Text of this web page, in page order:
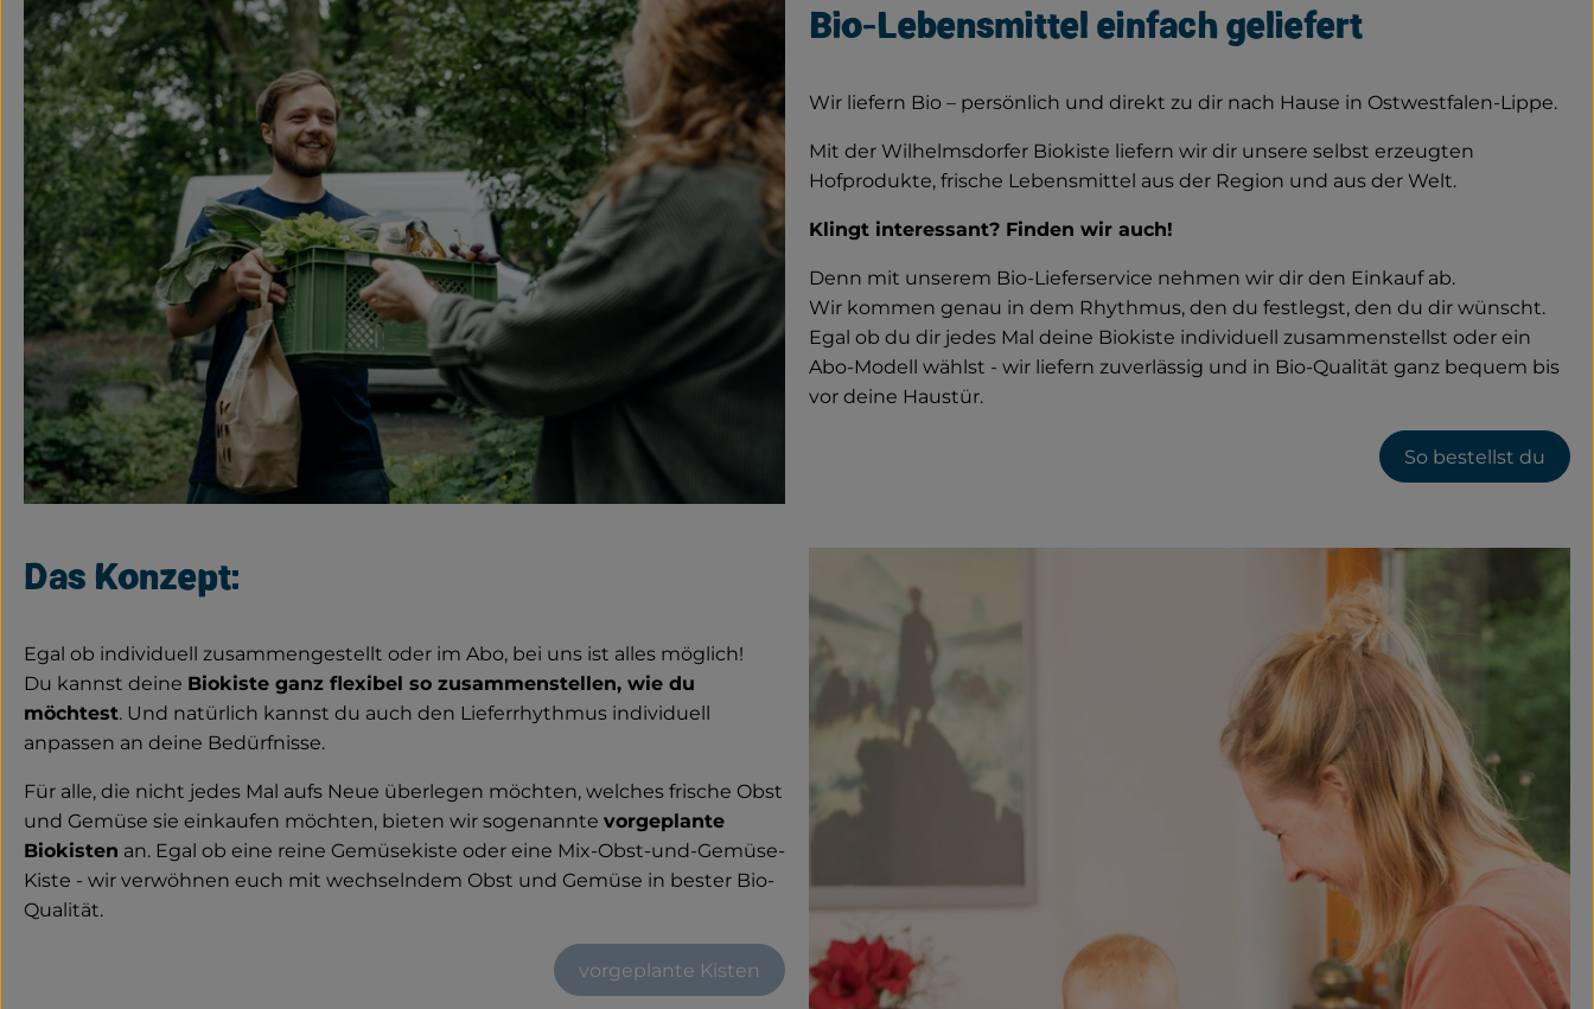
Bio-Lebensmittel einfach geliefert
Wir liefern Bio – persönlich und direkt zu dir nach Hause in Ostwestfalen-Lippe.
Mit der Wilhelmsdorfer Biokiste liefern wir dir unsere selbst erzeugten
Hofprodukte, frische Lebensmittel aus der Region und aus der Welt.
Klingt interessant? Finden wir auch!
Denn mit unserem Bio-Lieferservice nehmen wir dir den Einkauf ab.
Wir kommen genau in dem Rhythmus, den du festlegst, den du dir wünscht.
Egal ob du dir jedes Mal deine Biokiste individuell zusammenstellst oder ein
Abo-Modell wählst - wir liefern zuverlässig und in Bio-Qualität ganz bequem bis
vor deine Haustür.
So bestellst du
Das Konzept:
Egal ob individuell zusammengestellt oder im Abo, bei uns ist alles möglich!
Du kannst deine Biokiste ganz flexibel so zusammenstellen, wie du
möchtest. Und natürlich kannst du auch den Lieferrhythmus individuell
anpassen an deine Bedürfnisse.
Für alle, die nicht jedes Mal aufs Neue überlegen möchten, welches frische Obst
und Gemüse sie einkaufen möchten, bieten wir sogenannte vorgeplante
Biokisten an. Egal ob eine reine Gemüsekiste oder eine Mix-Obst-und-Gemüse-
Kiste - wir verwöhnen euch mit wechselndem Obst und Gemüse in bester Bio-
Qualität.
vorgeplante Kisten